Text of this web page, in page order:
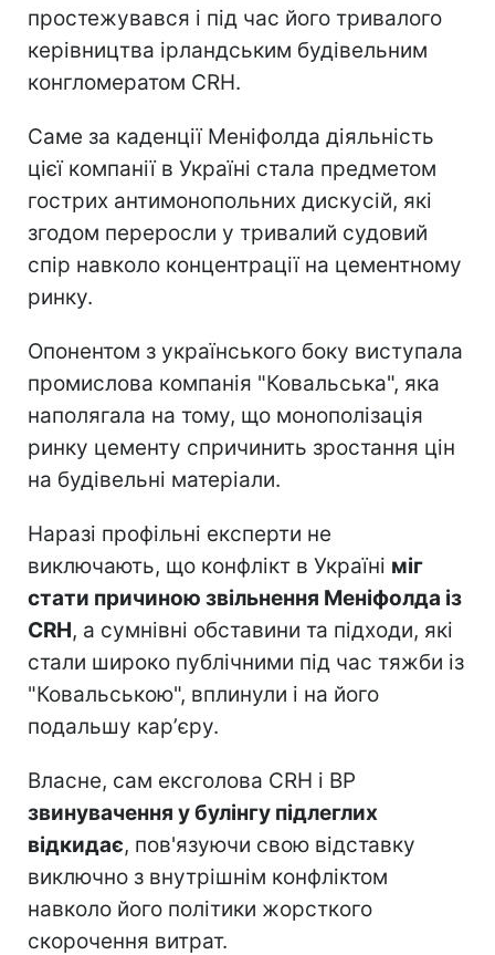
простежувався і під час його тривалого
керівництва ірландським будівельним
конгломератом CRH.
Саме за каденції Меніфолда діяльність
цієї компанії в Україні стала предметом
гострих антимонопольних дискусій, які
згодом переросли у тривалий судовий
спір навколо концентрації на цементному
ринку.
Опонентом з українського боку виступала
промислова компанія "Ковальська", яка
наполягала на тому, що монополізація
ринку цементу спричинить зростання цін
на будівельні матеріали.
Наразі профільні експерти не
виключають, що конфлікт в Україні міг
стати причиною звільнення Меніфолда із
CRH, а сумнівні обставини та підходи, які
стали широко публічними під час тяжби із
"Ковальською", вплинули і на його
подальшу карʼєру.
Власне, сам ексголова CRH і ВР
звинувачення у булінгу підлеглих
відкидає, пов'язуючи свою відставку
виключно з внутрішнім конфліктом
навколо його політики жорсткого
скорочення витрат.